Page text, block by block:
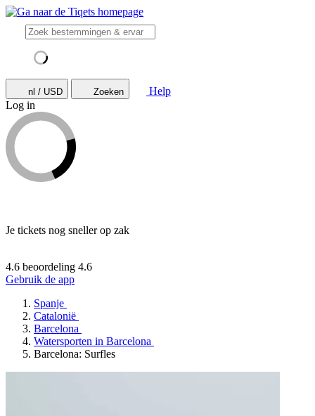
nl / USD Zoeken
Help
Log in
Je tickets nog sneller op zak
4.6 beoordeling 4.6
Gebruik de app
Spanje
Catalonië
Barcelona
Watersporten in Barcelona
Barcelona: Surfles